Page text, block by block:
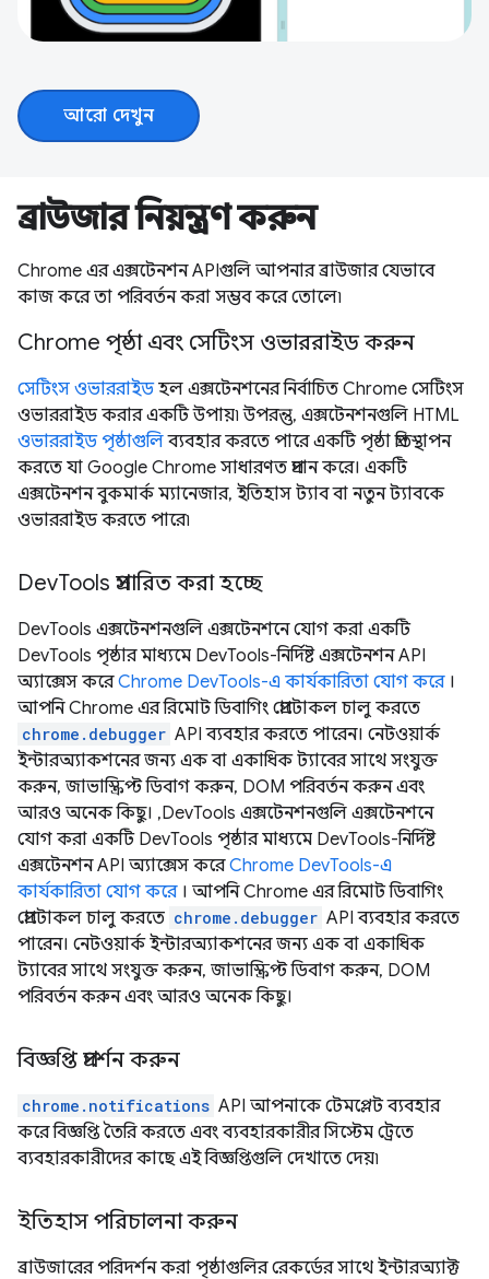
আরো দেখুন
ব্রাউজার নিয়ন্ত্রণ করুন
Chrome এর এক্সটেনশন APIগুলি আপনার ব্রাউজার যেভাবে
কাজ করে তা পরিবর্তন করা সম্ভব করে তোলে৷
Chrome পৃষ্ঠা এবং সেটিংস ওভাররাইড করুন
সেটিংস ওভাররাইডহল এক্সটেনশনের নির্বাচিত Chrome সেটিংস
ওভাররাইড করার একটি উপায়৷ উপরন্তু, এক্সটেনশনগুলি HTML
ওভাররাইড পৃষ্ঠাগুলিব্যবহার করতে পারে একটি পৃষ্ঠা প্রতিস্থাপন
করতে যা Google Chrome সাধারণত প্রদান করে। একটি
এক্সটেনশন বুকমার্ক ম্যানেজার, ইতিহাস ট্যাব বা নতুন ট্যাবকে
ওভাররাইড করতে পারে৷
DevTools প্রসারিত করা হচ্ছে
DevTools এক্সটেনশনগুলি এক্সটেনশনে যোগ করা একটি
DevTools পৃষ্ঠার মাধ্যমে DevTools-নির্দিষ্ট এক্সটেনশন API
অ্যাক্সেস করেChrome DevTools-এ কার্যকারিতা যোগ করে।
আপনি Chrome এর রিমোট ডিবাগিং প্রোটোকল চালু করতে
chrome.debugger API ব্যবহার করতে পারেন। নেটওয়ার্ক
ইন্টারঅ্যাকশনের জন্য এক বা একাধিক ট্যাবের সাথে সংযুক্ত
করুন, জাভাস্ক্রিপ্ট ডিবাগ করুন, DOM পরিবর্তন করুন এবং
আরও অনেক কিছু। ,DevTools এক্সটেনশনগুলি এক্সটেনশনে
যোগ করা একটি DevTools পৃষ্ঠার মাধ্যমে DevTools-নির্দিষ্ট
এক্সটেনশন API অ্যাক্সেস করেChrome DevTools-এ
কার্যকারিতা যোগ করে। আপনি Chrome এর রিমোট ডিবাগিং
প্রোটোকল চালু করতে chrome.debugger API ব্যবহার করতে
পারেন। নেটওয়ার্ক ইন্টারঅ্যাকশনের জন্য এক বা একাধিক
ট্যাবের সাথে সংযুক্ত করুন, জাভাস্ক্রিপ্ট ডিবাগ করুন, DOM
পরিবর্তন করুন এবং আরও অনেক কিছু।
বিজ্ঞপ্তি প্রদর্শন করুন
chrome.notifications API আপনাকে টেমপ্লেট ব্যবহার
করে বিজ্ঞপ্তি তৈরি করতে এবং ব্যবহারকারীর সিস্টেম ট্রেতে
ব্যবহারকারীদের কাছে এই বিজ্ঞপ্তিগুলি দেখাতে দেয়৷
ইতিহাস পরিচালনা করুন
ব্রাউজারের পরিদর্শন করা পৃষ্ঠাগুলির রেকর্ডের সাথে ইন্টারঅ্যাক্ট